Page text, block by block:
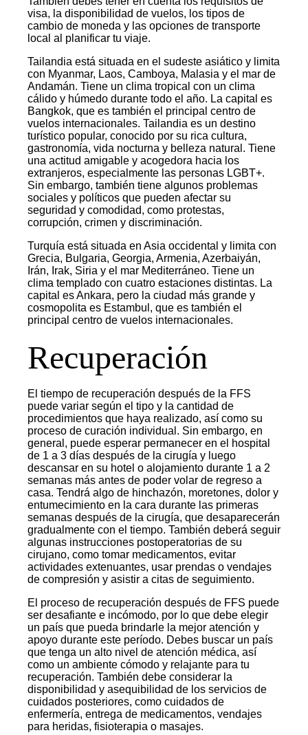
visa, la disponibilidad de vuelos, los tipos de
cambio de moneda y las opciones de transporte
local al planificar tu viaje.
Tailandia está situada en el sudeste asiático y limita
con Myanmar, Laos, Camboya, Malasia y el mar de
Andamán. Tiene un clima tropical con un clima
cálido y húmedo durante todo el año. La capital es
Bangkok, que es también el principal centro de
vuelos internacionales. Tailandia es un destino
turístico popular, conocido por su rica cultura,
gastronomía, vida nocturna y belleza natural. Tiene
una actitud amigable y acogedora hacia los
extranjeros, especialmente las personas LGBT+.
Sin embargo, también tiene algunos problemas
sociales y políticos que pueden afectar su
seguridad y comodidad, como protestas,
corrupción, crimen y discriminación.
Turquía está situada en Asia occidental y limita con
Grecia, Bulgaria, Georgia, Armenia, Azerbaiyán,
Irán, Irak, Siria y el mar Mediterráneo. Tiene un
clima templado con cuatro estaciones distintas. La
capital es Ankara, pero la ciudad más grande y
cosmopolita es Estambul, que es también el
principal centro de vuelos internacionales.
Recuperación
El tiempo de recuperación después de la FFS
puede variar según el tipo y la cantidad de
procedimientos que haya realizado, así como su
proceso de curación individual. Sin embargo, en
general, puede esperar permanecer en el hospital
de 1 a 3 días después de la cirugía y luego
descansar en su hotel o alojamiento durante 1 a 2
semanas más antes de poder volar de regreso a
casa. Tendrá algo de hinchazón, moretones, dolor y
entumecimiento en la cara durante las primeras
semanas después de la cirugía, que desaparecerán
gradualmente con el tiempo. También deberá seguir
algunas instrucciones postoperatorias de su
cirujano, como tomar medicamentos, evitar
actividades extenuantes, usar prendas o vendajes
de compresión y asistir a citas de seguimiento.
El proceso de recuperación después de FFS puede
ser desafiante e incómodo, por lo que debe elegir
un país que pueda brindarle la mejor atención y
apoyo durante este período. Debes buscar un país
que tenga un alto nivel de atención médica, así
como un ambiente cómodo y relajante para tu
recuperación. También debe considerar la
disponibilidad y asequibilidad de los servicios de
cuidados posteriores, como cuidados de
enfermería, entrega de medicamentos, vendajes
para heridas, fisioterapia o masajes.